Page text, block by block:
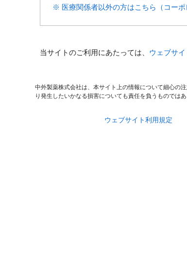
※ 医療関係者以外の方はこちら（コーポ
当サイトのご利用にあたっては、 ウェブサ
中外製薬株式会社は、本サイト上の情報について細心の
り発生したいかなる損害についても責任を負うものでは
ウェブサイト利用規定